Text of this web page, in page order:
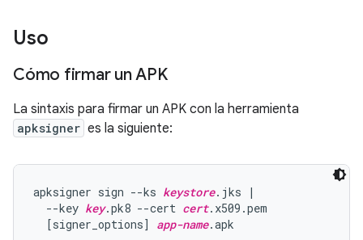
Uso
Cómo firmar un APK
La sintaxis para firmar un APK con la herramienta
apksigner es la siguiente:
apksigner sign --ks keystore.jks |
  --key
key.pk8 --cert cert.x509.pem
  [signer_options]
app-name